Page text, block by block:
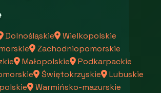
Dolnośląskie
Wielkopolskie
Zachodniopomorskie
Małopolskie
Podkarpackie
Świętokrzyskie
Lubuskie
Warmińsko-mazurskie